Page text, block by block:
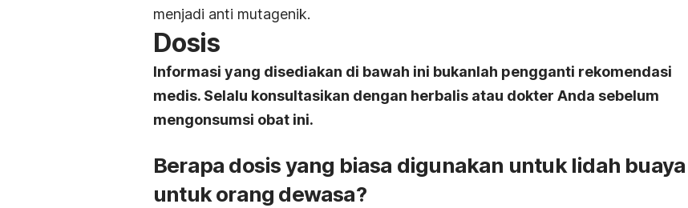
menjadi anti­ mutagenik.
Dosis
Informasi yang disediakan di bawah ini bukanlah pengganti rekomendasi
medis. Selalu konsultasikan dengan herbalis atau dokter Anda sebelum
mengonsumsi obat ini.
Berapa dosis yang biasa digunakan untuk lidah buaya
untuk orang dewasa?